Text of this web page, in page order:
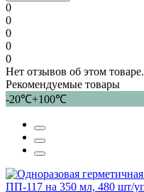
0
0
0
0
0
Нет отзывов об этом товаре.
Рекомендуемые товары
-20℃+100℃